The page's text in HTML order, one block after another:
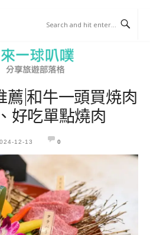
薦|和牛一頭買焼肉
好吃單點燒肉
12-13 0